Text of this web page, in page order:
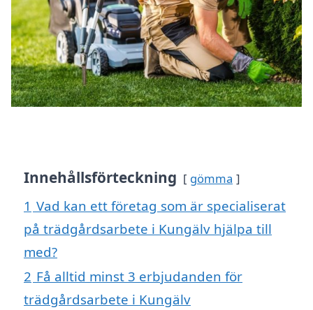
Innehållsförteckning gömma
1 Vad kan ett företag som är specialiserat
på trädgårdsarbete i Kungälv hjälpa till
med?
2 Få alltid minst 3 erbjudanden för
trädgårdsarbete i Kungälv